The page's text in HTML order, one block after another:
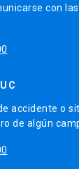
con
accidente o
de algún